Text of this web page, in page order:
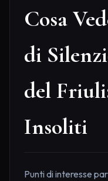
Cosa
di
del
Insoliti
Punti di interesse